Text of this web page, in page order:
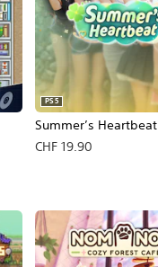
Summer’s Heartbeat
PS5
CHF 19.90